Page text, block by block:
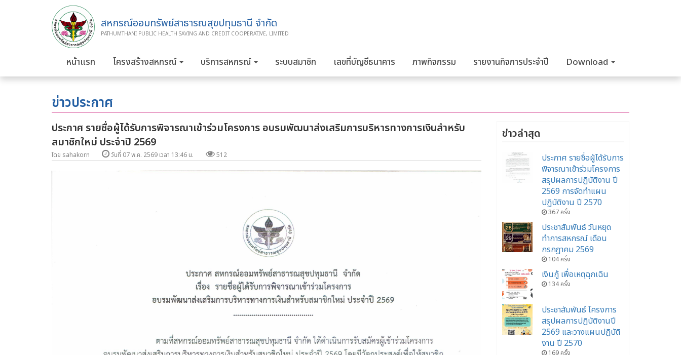
สหกรณ์ออมทรัพย์สาธารณสุขปทุมธานี จำกัด
PATHUMTHANI PUBLIC HEALTH SAVING AND CREDIT COOPERATIVE, LIMITED
หน้าแรก โครงสร้างสหกรณ์ บริการสหกรณ์ ระบบสมาชิก เลขที่บัญชีธนาคาร ภาพกิจกรรม รายงานกิจการประจำปี Download
ข่าวประกาศ
ประกาศ รายชื่อผู้ได้รับการพิจารณาเข้าร่วมโครงการ อบรมพัฒนาส่งเสริมการบริหารทางการเงินสำหรับ
สมาชิกใหม่ ประจำปี 2569
โดย sahakorn วันที่ 07 พ.ค. 2569 เวลา 13:46 น. 512
ข่าวล่าสุด
ประกาศ รายชื่อผู้ได้รับการ
พิจารณาเข้าร่วมโครงการ
สรุปผลการปฏิบัติงาน ปี
2569 การจัดทำแผน
ปฏิบัติงาน ปี 2570
367 ครั้ง
ประชาสัมพันธ์ วันหยุด
ทำการสหกรณ์ เดือน
กรกฎาคม 2569
104 ครั้ง
เงินกู้ เพื่อเหตุฉุกเฉิน
134 ครั้ง
ประชาสัมพันธ์ โครงการ
สรุปผลการปฏิบัติงานปี
2569 และวางแผนปฏิบัติ
งาน ปี 2570
169 ครั้ง